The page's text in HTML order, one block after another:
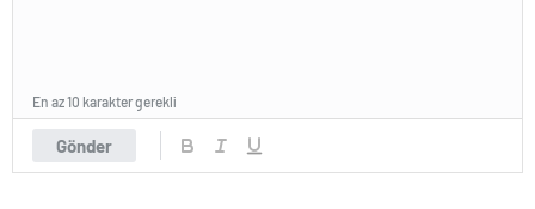
Gönder
En az 10 karakter gerekli